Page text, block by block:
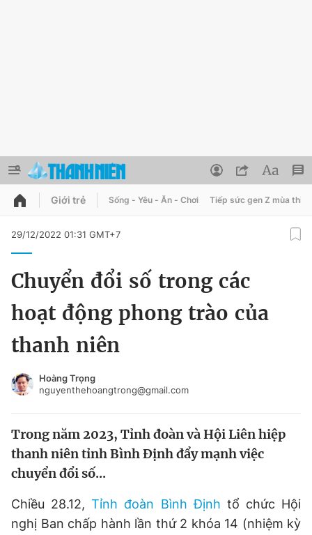
QUẢNG CÁO
Chuyên mục
Video Magazine
Sản phẩm khác
Tiện ích Bạn cần biết
Đổi mật khẩu
Tin đã lưu
Tin đã xem
Đăng xuất
Giới trẻ Sống - Yêu - Ăn - Chơi Tiếp sức gen Z mùa thi
29/12/2022 01:31 GMT+7
Chuyển đổi số trong các
hoạt động phong trào của
thanh niên
Hoàng Trọng
nguyenthehoangtrong@gmail.com
Trong năm 2023, Tỉnh đoàn và Hội Liên hiệp
thanh niên tỉnh Bình Định đẩy mạnh việc
chuyển đổi số...
Chiều 28.12,Tỉnh đoàn Bình Định tổ chức Hội
nghị Ban chấp hành lần thứ 2 khóa 14 (nhiệm kỳ